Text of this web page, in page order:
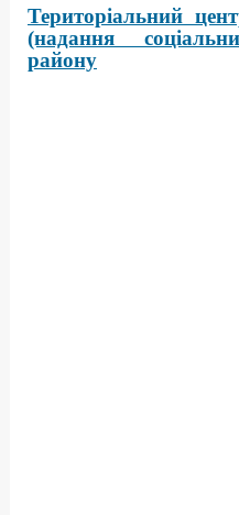
Територіальний
(надання
району